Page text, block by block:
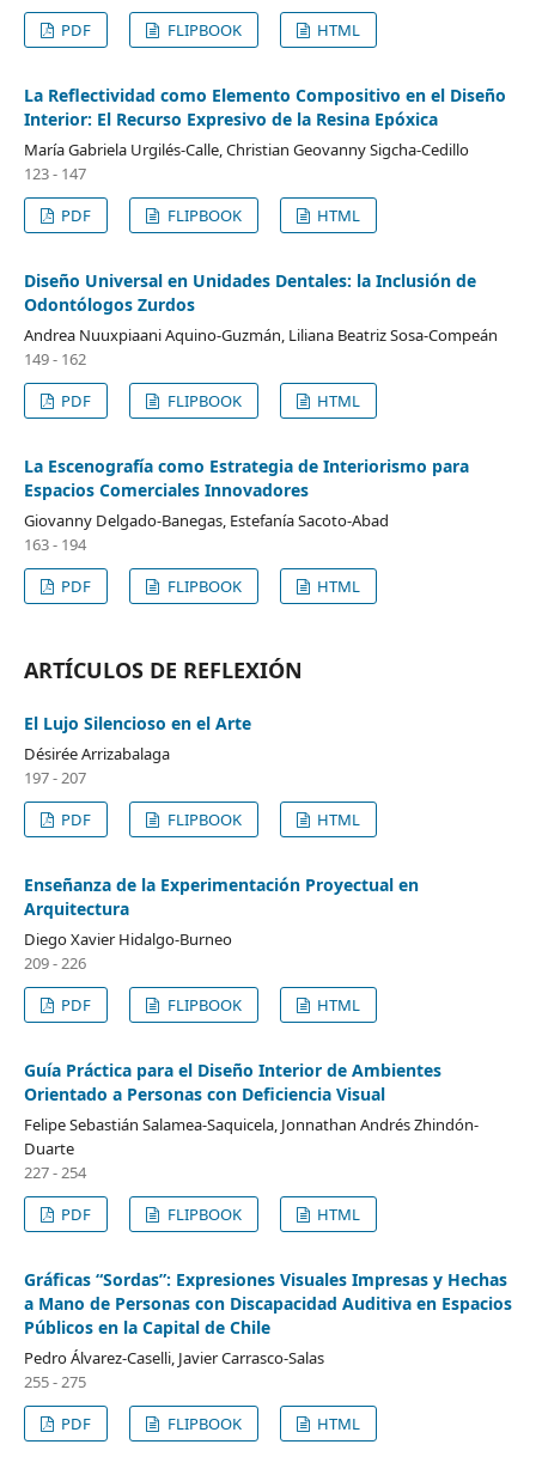
PDF FLIPBOOK HTML
La Reflectividad como Elemento Compositivo en el Diseño
Interior: El Recurso Expresivo de la Resina Epóxica
María Gabriela Urgilés-Calle, Christian Geovanny Sigcha-Cedillo
123 - 147
PDF
FLIPBOOK HTML
Diseño Universal en Unidades Dentales: la Inclusión de
Odontólogos Zurdos
Andrea Nuuxpiaani Aquino-Guzmán, Liliana Beatriz Sosa-Compeán
149 - 162
PDF
FLIPBOOK HTML
La Escenografía como Estrategia de Interiorismo para
Espacios Comerciales Innovadores
Giovanny Delgado-Banegas, Estefanía Sacoto-Abad
163 - 194
PDF
FLIPBOOK HTML
ARTÍCULOS DE REFLEXIÓN
El Lujo Silencioso en el Arte
Désirée Arrizabalaga
197 - 207
PDF
FLIPBOOK HTML
Enseñanza de la Experimentación Proyectual en
Arquitectura
Diego Xavier Hidalgo-Burneo
209 - 226
PDF
FLIPBOOK HTML
Guía Práctica para el Diseño Interior de Ambientes
Orientado a Personas con Deficiencia Visual
Felipe Sebastián Salamea-Saquicela, Jonnathan Andrés Zhindón-
Duarte
227 - 254
PDF
FLIPBOOK HTML
Gráficas “Sordas”: Expresiones Visuales Impresas y Hechas
a Mano de Personas con Discapacidad Auditiva en Espacios
Públicos en la Capital de Chile
Pedro Álvarez-Caselli, Javier Carrasco-Salas
255 - 275
PDF
FLIPBOOK HTML